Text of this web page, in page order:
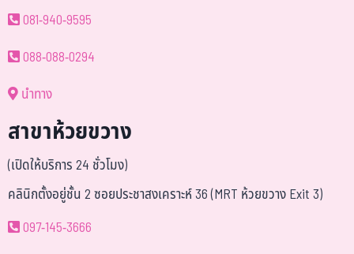
081-940-9595
088-088-0294
นำทาง
สาขาห้วยขวาง
(เปิดให้บริการ 24 ชั่วโมง)
คลินิกตั้งอยู่ชั้น 2 ซอยประชาสงเคราะห์ 36 (MRT ห้วยขวาง Exit 3)
097-145-3666